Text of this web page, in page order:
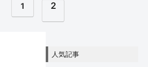
1 2
人気記事